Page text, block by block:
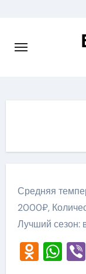
content
Средняя
2000₽,
Лучший сезон: